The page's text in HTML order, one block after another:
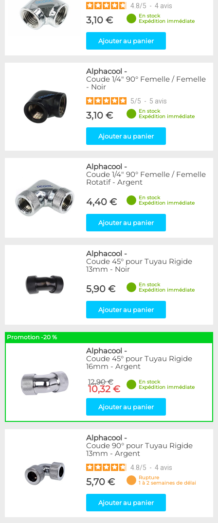
4.8/5 - 4 avis
3,10 €
En stock
Expédition immédiate
Ajouter au panier
Alphacool -
Coude 1/4" 90° Femelle / Femelle
- Noir
5/5 - 5 avis
3,10 €
En stock
Expédition immédiate
Ajouter au panier
Alphacool -
Coude 1/4" 90° Femelle / Femelle
Rotatif - Argent
4,40 €
En stock
Expédition immédiate
Ajouter au panier
Alphacool -
Coude 45° pour Tuyau Rigide
13mm - Noir
5,90 €
En stock
Expédition immédiate
Ajouter au panier
Promotion -20 %
Alphacool -
Coude 45° pour Tuyau Rigide
16mm - Argent
12,90 €
10,32 €
En stock
Expédition immédiate
Ajouter au panier
Alphacool -
Coude 90° pour Tuyau Rigide
13mm - Argent
4.8/5 - 4 avis
5,70 €
Rupture
1 à 2 semaines de délai
Ajouter au panier